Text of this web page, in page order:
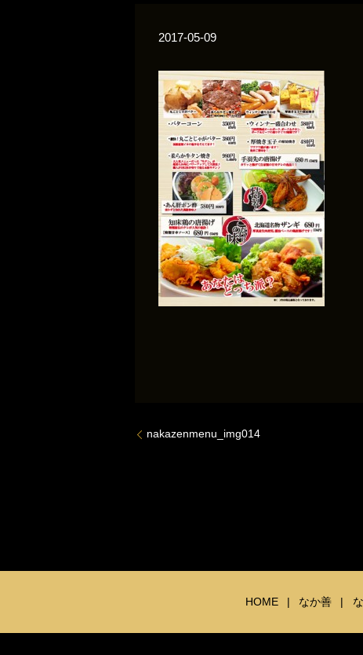
2017-05-09
nakazenmenu_img014
HOME なか善